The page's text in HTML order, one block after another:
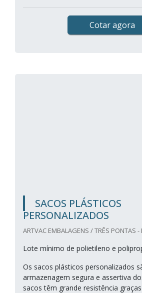
Cotar agora
SACOS PLÁSTICOS
PERSONALIZADOS
ARTVAC EMBALAGENS / TRÊS PONTAS -
Lote mínimo de polietileno e
Os sacos plásticos personalizados
armazenagem segura e assertiva
sacos têm grande resistência